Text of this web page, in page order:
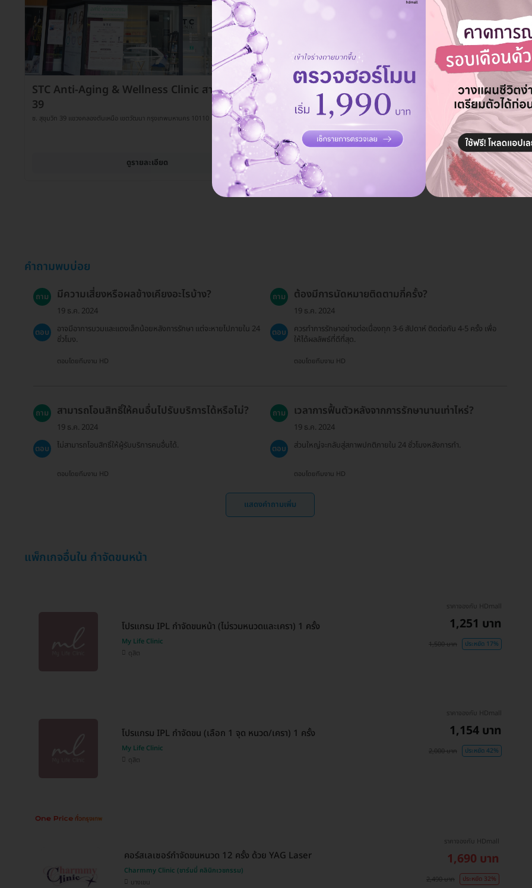
STC Anti-Aging & Wellness Clinic สาขาสุขุมวิท
39
ซ. สุขุมวิท 39 แขวงคลองตันเหนือ เขตวัฒนา กรุงเทพมหานคร 10110
ดูรายละเอียด
STC Anti-Aging & Wellness Clinic สาขา
พหลโยธิน 32
126/40 ซ. พหลโยธิน 32 ถ. เสนานิคม 1 แขวงเสนานิคม เขตจตุจักร กรุงเทพมหานคร
คำถามพบบ่อย
ถาม มีความเสี่ยงหรือผลข้างเคียงอะไรบ้าง?
19 ธ.ค. 2024
ตอบ
อาจมีอาการบวมและแดงเล็กน้อยหลังการรักษา แต่จะหายไปภายใน 24
ชั่วโมง.
ตอบโดยทีมงาน HD
ถาม ต้องมีการนัดหมายติดตามกี่ครั้ง?
19 ธ.ค. 2024
ตอบ
ควรทำการรักษาอย่างต่อเนื่องทุก 3-6 สัปดาห์ ติดต่อกัน 4-5 ครั้ง เพื่อ
ให้ได้ผลลัพธ์ที่ดีที่สุด.
ตอบโดยทีมงาน HD
ถาม สามารถโอนสิทธิ์ให้คนอื่นไปรับบริการได้หรือไม่?
19 ธ.ค. 2024
ตอบ
ไม่สามารถโอนสิทธิ์ให้ผู้รับบริการคนอื่นได้.
ตอบโดยทีมงาน HD
ถาม เวลาการฟื้นตัวหลังจากการรักษานานเท่าไหร่?
19 ธ.ค. 2024
ตอบ
ส่วนใหญ่จะกลับสู่สภาพปกติภายใน 24 ชั่วโมงหลังการทำ.
ตอบโดยทีมงาน HD
แสดงคำถามเพิ่ม
แพ็กเกจอื่นใน กำจัดขนหน้า
โปรแกรม IPL กำจัดขนหน้า (ไม่รวมหนวดและเครา) 1 ครั้ง
My Life Clinic
ดุสิต
ราคาจองกับ HDmall
1,251 บาท
1,500 บาท ประหยัด 17%
โปรแกรม IPL กำจัดขน (เลือก 1 จุด หนวด/เครา) 1 ครั้ง
My Life Clinic
ดุสิต
ราคาจองกับ HDmall
1,154 บาท
2,000 บาท ประหยัด 42%
คอร์สเลเซอร์กำจัดขนหนวด 12 ครั้ง ด้วย YAG Laser
Charmmy Clinic (ชาร์มมี่ คลินิกเวชกรรม)
บางเขน
ราคาจองกับ HDmall
1,690 บาท
2,490 บาท ประหยัด 32%